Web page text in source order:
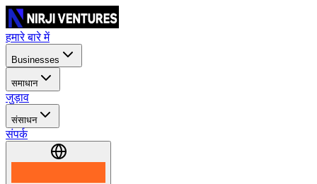
हमारे बारे में
Businesses
समाधान
जुड़ाव
संसाधन
संपर्क